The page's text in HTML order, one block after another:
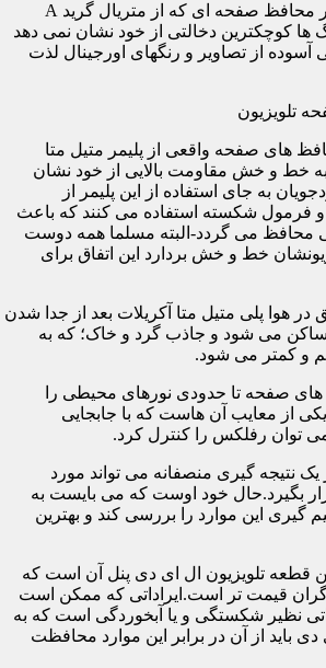
4-عدم تغییر رنگ تصاویر محافظ صفحه ای که از متریال گرید A
ها کوچکترین دخالتی از خود نشان نمی دهد
آسوده از تصاویر و رنگهای اورجینال لذت
تلویزیون
های صفحه واقعی از پلیمر متیل متا
خط و خش مقاومت بالایی از خود نشان
به جای استفاده از این پلیمر از
و فرمول شکسته استفاده می کنند که باعث
می گردد-البته مسلما همه دوست
خط و خش بردارد این اتفاق برای
هوا پلی متیل متا آکریلات بعد از جدا شدن
ساکن می شود و جاذب گرد و خاک؛ که به
و کمتر می شود.
های صفحه تا حدودی نورهای محیطی را
از معایب آن هاست که با جابجایی
می توان رفلکس را کنترل کرد.
نتیجه گیری منصفانه می تواند مورد
بگیرد.حال خود اوست که می بایست به
گیری این موارد را بررسی کند و بهترین
قطعه تلویزیون ال ای دی پنل آن است که
قیمت تر است.ایراداتی که ممکن است
نظیر شکستگی و یا آبخوردگی است که به
باید از آن در برابر این موارد محافظت